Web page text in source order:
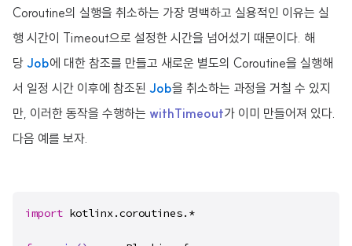
Coroutine의 실행을 취소하는 가장 명백하고 실용적인 이유는 실
행 시간이 Timeout으로 설정한 시간을 넘어섰기 때문이다. 해
당 Job에 대한 참조를 만들고 새로운 별도의 Coroutine을 실행해
서 일정 시간 이후에 참조된 Job을 취소하는 과정을 거칠 수 있지
만, 이러한 동작을 수행하는 withTimeout가 이미 만들어져 있다.
다음 예를 보자.
import kotlinx.coroutines.*